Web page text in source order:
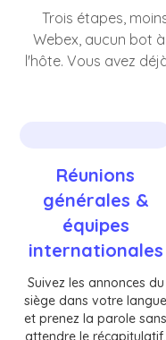
Trois étapes,
Webex, aucun bot
l'hôte. Vous avez
Réunions
générales &
équipes
internationales
Suivez les annonces du
siège dans votre langue
et prenez la parole sans
attendre le récapitulatif.